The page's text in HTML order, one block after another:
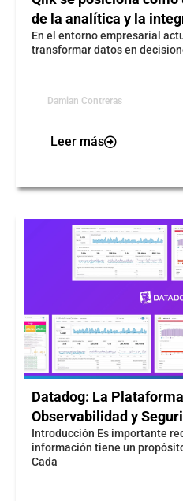
de la analítica y la
​En el entorno empresarial
transformar datos en
Damian Contreras
Leer más
Datadog: La
Observabilidad y
Introducción Es importante
información tiene un
Cada